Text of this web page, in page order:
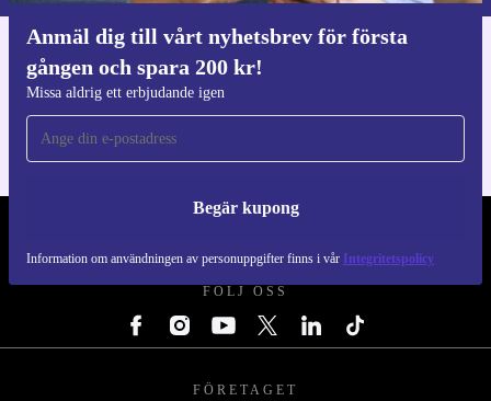
Anmäl dig till vårt nyhetsbrev för första
gången och spara 200 kr!
Missa aldrig ett erbjudande igen
Begär kupong
Information om användningen av personuppgifter finns i vår Integritetspolicy
Ladda ner refurbed appen
För iOS och Android
FÖLJ OSS
FÖRETAGET